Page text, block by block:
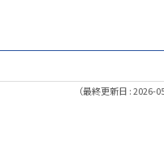
（最終更新日 : 2026-